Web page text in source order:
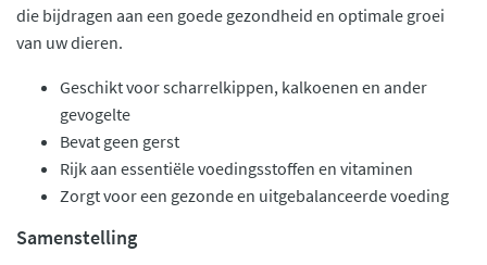
die bijdragen aan een goede gezondheid en optimale groei
van uw dieren.
Geschikt voor scharrelkippen, kalkoenen en ander
gevogelte
Bevat geen gerst
Rijk aan essentiële voedingsstoffen en vitaminen
Zorgt voor een gezonde en uitgebalanceerde voeding
Samenstelling